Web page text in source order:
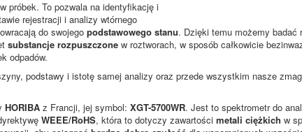
próbek. To pozwala na identyfikację i
rejestracji i analizy wtórnego
do swojego podstawowego stanu. Dzięki temu możemy badać
substancje rozpuszczone w roztworach, w sposób całkowicie
odpadów.
podstawy i istotę samej analizy oraz przede wszystkim nasze
HORIBA z Francji, jej symbol: XGT-5700WR. Jest to spektrometr do
WEEE/RoHS, która to dotyczy zawartości metali ciężkich w